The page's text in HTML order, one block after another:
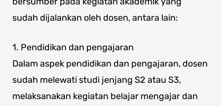
sudah dijalankan oleh dosen, antara lain:
1. Pendidikan dan pengajaran
Dalam aspek pendidikan dan pengajaran, dosen
sudah melewati studi jenjang S2 atau S3,
melaksanakan kegiatan belajar mengajar dan